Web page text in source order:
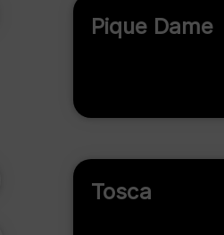
Pique Dame
Tosca